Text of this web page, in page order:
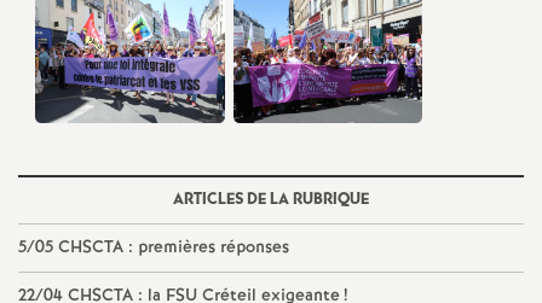
s
d
e
S
ARTICLES DE LA RUBRIQUE
5/05 CHSCTA : premières réponses
22/04 CHSCTA : la FSU Créteil exigeante!